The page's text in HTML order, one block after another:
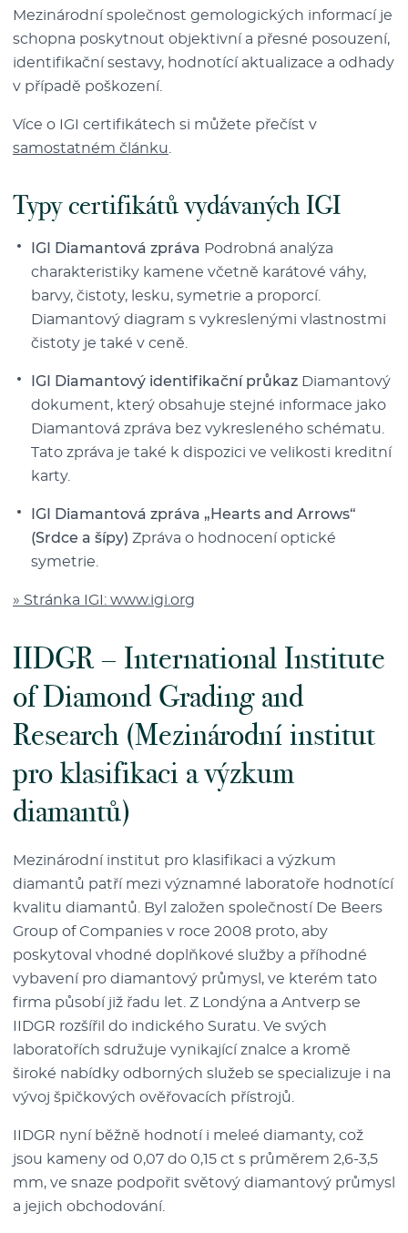
Mezinárodní společnost gemologických informací je
schopna poskytnout objektivní a přesné posouzení,
identifikační sestavy, hodnotící aktualizace a odhady
v případě poškození.
Více o IGI certifikátech si můžete přečíst v
samostatném článku
Typy certifikátů vydávaných IGI
IGI Diamantová zpráva Podrobná analýza
charakteristiky kamene včetně karátové váhy,
barvy, čistoty, lesku, symetrie a proporcí.
Diamantový diagram s vykreslenými vlastnostmi
čistoty je také v ceně.
IGI Diamantový identifikační průkaz Diamantový
dokument, který obsahuje stejné informace jako
Diamantová zpráva bez vykresleného schématu.
Tato zpráva je také k dispozici ve velikosti kreditní
karty.
IGI Diamantová zpráva „Hearts and Arrows“
(Srdce a šípy) Zpráva o hodnocení optické
symetrie.
» Stránka IGI: www.igi.org
IIDGR – International Institute
of Diamond Grading and
Research (Mezinárodní institut
pro klasifikaci a výzkum
diamantů)
Mezinárodní institut pro klasifikaci a výzkum
diamantů patří mezi významné laboratoře hodnotící
kvalitu diamantů. Byl založen společností De Beers
Group of Companies v roce 2008 proto, aby
poskytoval vhodné doplňkové služby a příhodné
vybavení pro diamantový průmysl, ve kterém tato
firma působí již řadu let. Z Londýna a Antverp se
IIDGR rozšířil do indického Suratu. Ve svých
laboratořích sdružuje vynikající znalce a kromě
široké nabídky odborných služeb se specializuje i na
vývoj špičkových ověřovacích přístrojů.
IIDGR nyní běžně hodnotí i meleé diamanty, což
jsou kameny od 0,07 do 0,15 ct s průměrem 2,6-3,5
mm, ve snaze podpořit světový diamantový průmysl
a jejich obchodování.